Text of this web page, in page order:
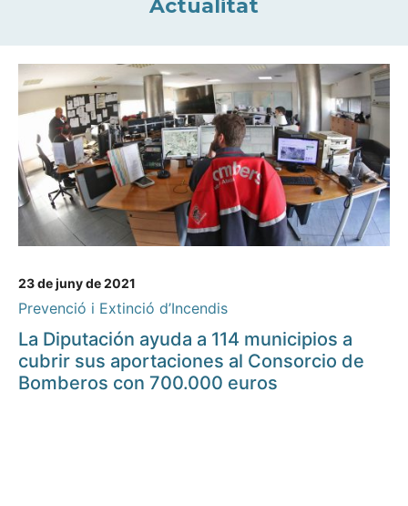
Actualitat
23 de juny de 2021
Prevenció i Extinció d’Incendis
La Diputación ayuda a 114 municipios a
cubrir sus aportaciones al Consorcio de
Bomberos con 700.000 euros